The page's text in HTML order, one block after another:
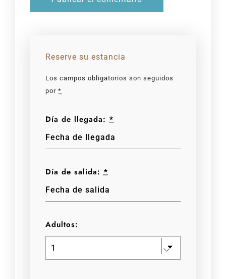
Reserve su estancia
Los campos obligatorios son seguidos
por *
Día de llegada: *
Día de salida: *
Adultos: